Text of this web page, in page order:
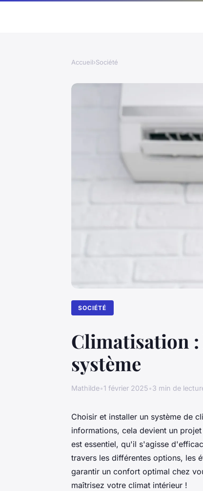
Accueil›Société
SOCIÉTÉ
Climatisation
système
Mathilde•1 février 2025•3 min de
Choisir et installer un système de
informations, cela devient un
est essentiel, qu'il s'agisse
travers les différentes options, les
garantir un confort optimal chez
maîtrisez votre climat intérieur !